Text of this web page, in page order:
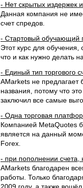
- Нет скрытых издержек
Данная компания не
счет спредов.
- Стартовый обучающий
Этот курс для
что и как нужно делать
- Единый тип торгового
AMarkets не предлагает
названия, потому что
заключил все самые
- Одна торговая
Компанией MetaQuotes
является на данный
Forex.
- при пополнении счета,
AMarkets благодарен
работы. Только